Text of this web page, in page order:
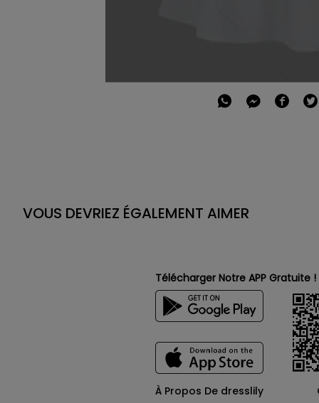
VOUS DEVRIEZ ÉGALEMENT AIMER
Télécharger Notre APP Gratuite !
À Propos De dresslily